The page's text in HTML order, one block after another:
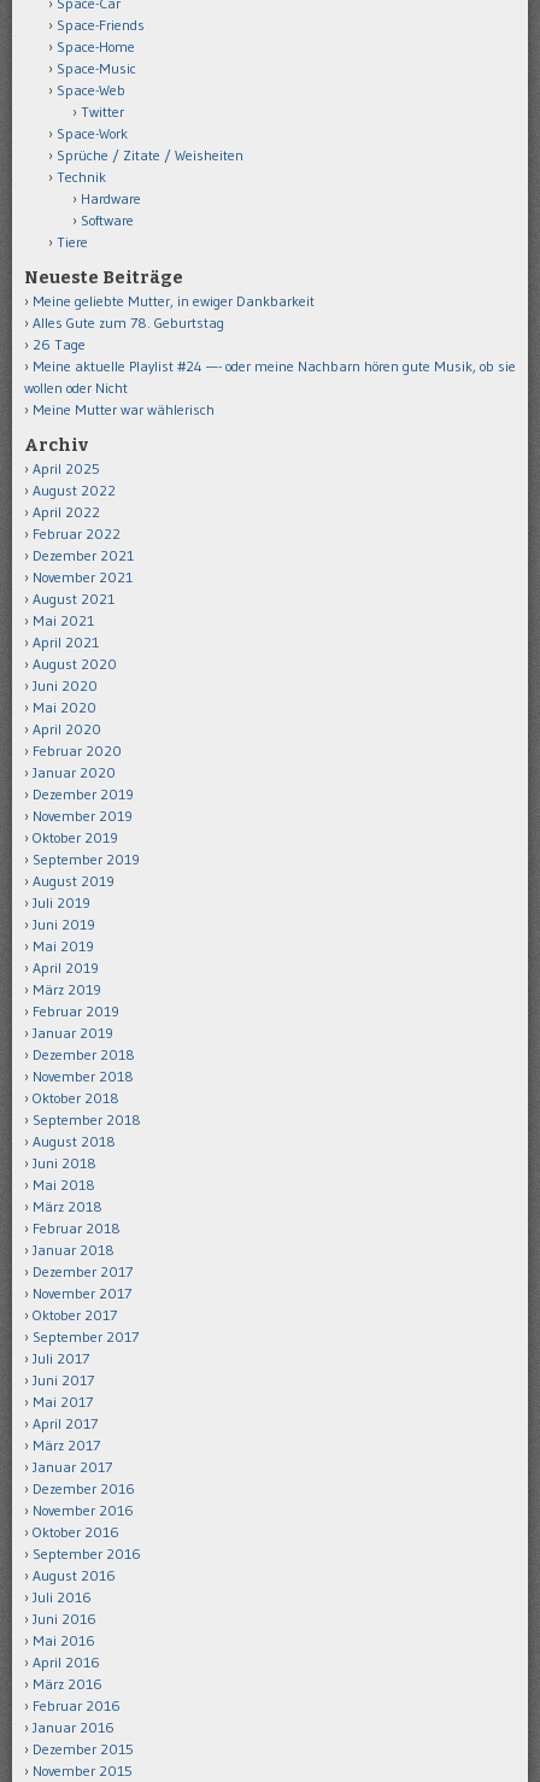
Space-Friends
Space-Home
Space-Music
Space-Web
Twitter
Space-Work
Sprüche / Zitate / Weisheiten
Technik
Hardware
Software
Tiere
Neueste Beiträge
Meine geliebte Mutter, in ewiger Dankbarkeit
Alles Gute zum 78. Geburtstag
26 Tage
Meine aktuelle Playlist #24 —- oder meine Nachbarn hören gute Musik, ob sie
wollen oder Nicht
Meine Mutter war wählerisch
Archiv
April 2025
August 2022
April 2022
Februar 2022
Dezember 2021
November 2021
August 2021
Mai 2021
April 2021
August 2020
Juni 2020
Mai 2020
April 2020
Februar 2020
Januar 2020
Dezember 2019
November 2019
Oktober 2019
September 2019
August 2019
Juli 2019
Juni 2019
Mai 2019
April 2019
März 2019
Februar 2019
Januar 2019
Dezember 2018
November 2018
Oktober 2018
September 2018
August 2018
Juni 2018
Mai 2018
März 2018
Februar 2018
Januar 2018
Dezember 2017
November 2017
Oktober 2017
September 2017
Juli 2017
Juni 2017
Mai 2017
April 2017
März 2017
Januar 2017
Dezember 2016
November 2016
Oktober 2016
September 2016
August 2016
Juli 2016
Juni 2016
Mai 2016
April 2016
März 2016
Februar 2016
Januar 2016
Dezember 2015
November 2015